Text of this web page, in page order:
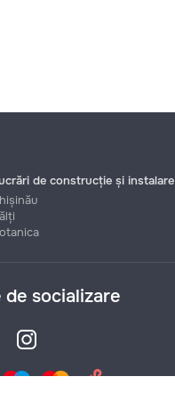
de construcție și instalare
de socializare